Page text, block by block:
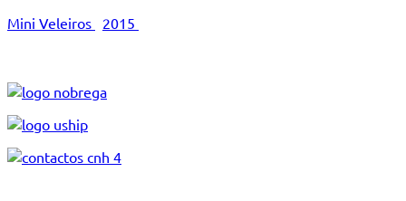
Mini Veleiros
2015